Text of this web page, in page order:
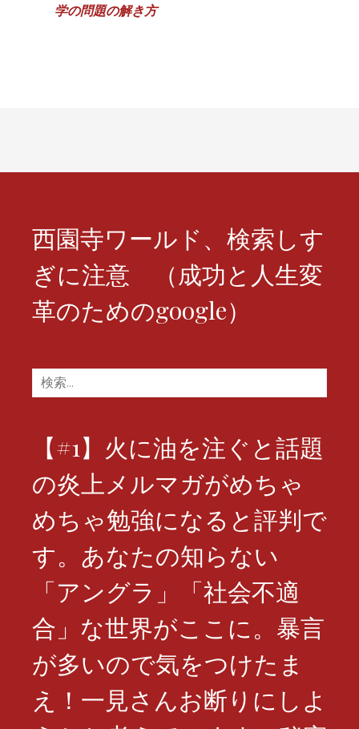
シ
ン
学の問題の解き方
西園寺ワールド、検索しす
ぎに注意 （成功と人生変
革のためのgoogle）
検
索:
【#1】火に油を注ぐと話題
の炎上メルマガがめちゃ
めちゃ勉強になると評判で
す。あなたの知らない
「アングラ」「社会不適
合」な世界がここに。暴言
が多いので気をつけたま
え！一見さんお断りにしよ